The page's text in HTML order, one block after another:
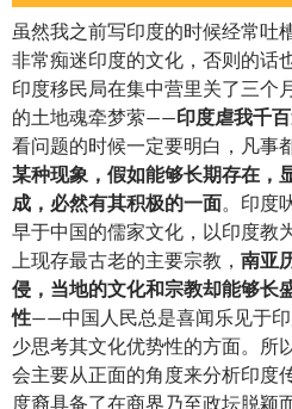
虽然我之前写印度的时候经常吐
非常痴迷印度的文化，否则的话
印度移民局在集中营里关了三个
的土地魂牵梦萦——印度虐我千
看问题的时候一定要明白，凡事
某种现象，假如能够长期存在，
成，必然有其积极的一面。印度
早于中国的儒家文化，以印度教
上现存最古老的主要宗教， 南亚
侵，当地的文化和宗教却能够长
性——中国人民总是喜闻乐见于
少思考其文化优势性的方面。所
会主要从正面的角度来分析印度
度裔具备了在商界乃至政坛脱颖